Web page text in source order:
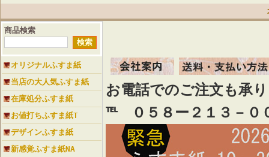
商品検索
オリジナルふすま紙
当店の大人気ふすま紙
在庫処分ふすま紙
お値打ちふすま紙T
デザインふすま紙
新感覚ふすま紙NA
お電話でのご注文も承
℡ ０５８ー２１３－０